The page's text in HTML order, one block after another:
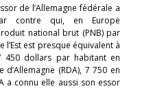
de l’Allemagne fédérale a
contre qui, en Europe
national brut (PNB) par
l’Est est presque équivalent à
450 dollars par habitant en
(RDA), 7 750 en
a connu elle aussi son essor